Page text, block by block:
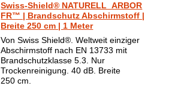
Swiss-Shield® NATURELL_ARBOR
FR™ | Brandschutz Abschirmstoff |
Breite 250 cm | 1 Meter
Von Swiss Shield®. Weltweit einziger
Abschirmstoff nach EN 13733 mit
Brandschutzklasse 5.3. Nur
Trockenreinigung. 40 dB. Breite
250 cm.